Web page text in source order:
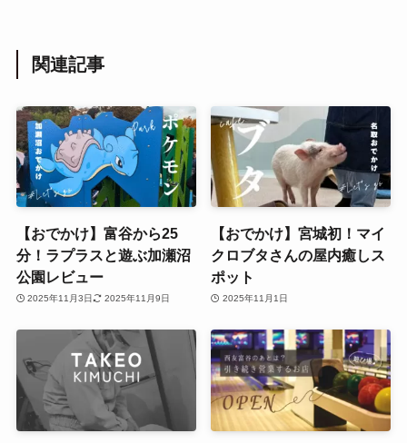
関連記事
【おでかけ】富谷から25
分！ラプラスと遊ぶ加瀬沼
公園レビュー
2025年11月3日 2025年11月9日
【おでかけ】宮城初！マイ
クロブタさんの屋内癒しス
ポット
2025年11月1日